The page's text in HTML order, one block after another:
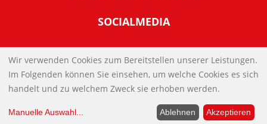
Tipps zur Nutzung der NachDenkSeiten
Banner und E-Mail-Signaturen
Links
Kontakt
Impressum
Werden Sie Fördermitglied
Spenden Sie Online
SOCIALMEDIA
IMPRESSUM
DATENSCHUTZERKLÄRUNG
Wir verwenden Cookies zum Bereitstellen unserer Leistungen.
Im Folgenden können Sie einsehen, um welche Cookies es sich
handelt und zu welchem Zweck sie erhoben werden.
Manuelle Auswahl... Ablehnen Akzeptieren